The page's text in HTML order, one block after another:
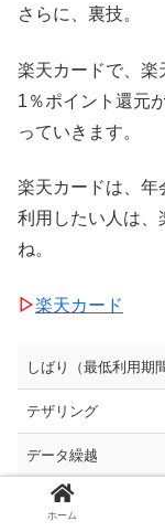
さらに、裏技。
楽天カードで、楽
1％ポイント還元
っていきます。
楽天カードは、年
利用したい人は、
ね。
▷楽天カード
しばり（最低利用期間
テザリング
データ繰越
高速通信ON/OFF
ホーム